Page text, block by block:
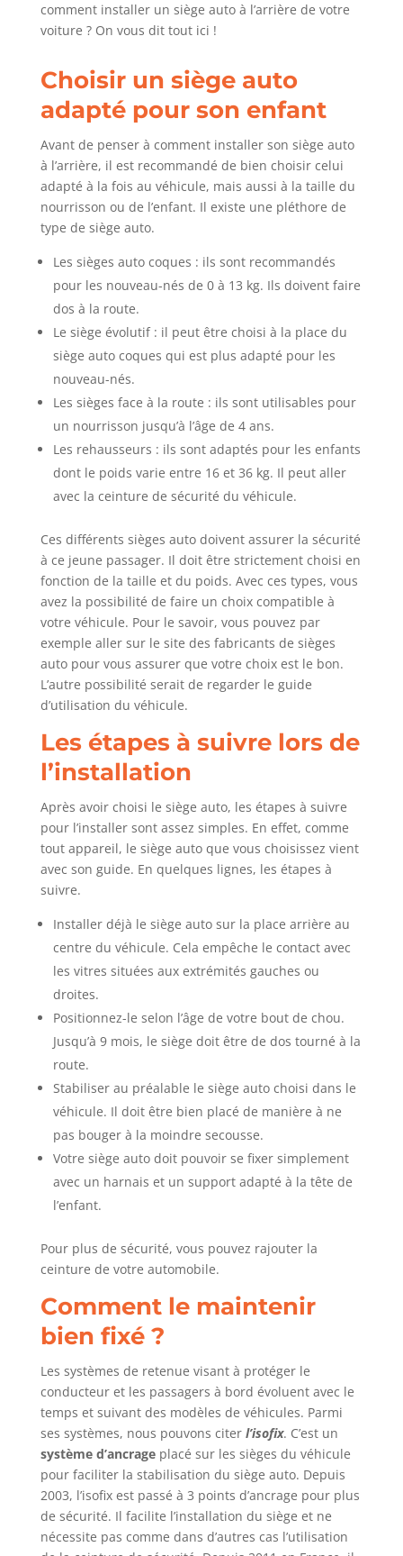
comment installer un siège auto à l’arrière de votre
voiture ? On vous dit tout ici !
Choisir un siège auto
adapté pour son enfant
Avant de penser à comment installer son siège auto
à l’arrière, il est recommandé de bien choisir celui
adapté à la fois au véhicule, mais aussi à la taille du
nourrisson ou de l’enfant. Il existe une pléthore de
type de siège auto.
Les sièges auto coques : ils sont recommandés
pour les nouveau-nés de 0 à 13 kg. Ils doivent faire
dos à la route.
Le siège évolutif : il peut être choisi à la place du
siège auto coques qui est plus adapté pour les
nouveau-nés.
Les sièges face à la route : ils sont utilisables pour
un nourrisson jusqu’à l’âge de 4 ans.
Les rehausseurs : ils sont adaptés pour les enfants
dont le poids varie entre 16 et 36 kg. Il peut aller
avec la ceinture de sécurité du véhicule.
Ces différents sièges auto doivent assurer la sécurité
à ce jeune passager. Il doit être strictement choisi en
fonction de la taille et du poids. Avec ces types, vous
avez la possibilité de faire un choix compatible à
votre véhicule. Pour le savoir, vous pouvez par
exemple aller sur le site des fabricants de sièges
auto pour vous assurer que votre choix est le bon.
L’autre possibilité serait de regarder le guide
d’utilisation du véhicule.
Les étapes à suivre lors de
l’installation
Après avoir choisi le siège auto, les étapes à suivre
pour l’installer sont assez simples. En effet, comme
tout appareil, le siège auto que vous choisissez vient
avec son guide. En quelques lignes, les étapes à
suivre.
Installer déjà le siège auto sur la place arrière au
centre du véhicule. Cela empêche le contact avec
les vitres situées aux extrémités gauches ou
droites.
Positionnez-le selon l’âge de votre bout de chou.
Jusqu’à 9 mois, le siège doit être de dos tourné à la
route.
Stabiliser au préalable le siège auto choisi dans le
véhicule. Il doit être bien placé de manière à ne
pas bouger à la moindre secousse.
Votre siège auto doit pouvoir se fixer simplement
avec un harnais et un support adapté à la tête de
l’enfant.
Pour plus de sécurité, vous pouvez rajouter la
ceinture de votre automobile.
Comment le maintenir
bien fixé ?
Les systèmes de retenue visant à protéger le
conducteur et les passagers à bord évoluent avec le
temps et suivant des modèles de véhicules. Parmi
ses systèmes, nous pouvons citer l’isofix. C’est un
système d’ancrageplacé sur les sièges du véhicule
pour faciliter la stabilisation du siège auto. Depuis
2003, l’isofix est passé à 3 points d’ancrage pour plus
de sécurité. Il facilite l’installation du siège et ne
nécessite pas comme dans d’autres cas l’utilisation